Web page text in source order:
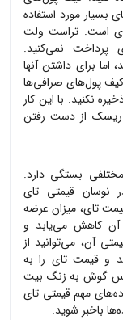
بسیار مورد استفاده
است. تراست ولت
پرداخت نمی‌کنید.
اما برای داشتن آنها
پول‌های صرافی‌ها
نکنید. با این کار
و ریسک از دست رفتن
مختلفی بستگی دارد.
نوسان قیمتی تای
قیمتتای، میزان عرضه
کاهش می‌یابد و
آن، می‌توانید از
و قیمتتای را به
گوش به زنگ بیت
مهم قیمتی تای
باخبر شوید.